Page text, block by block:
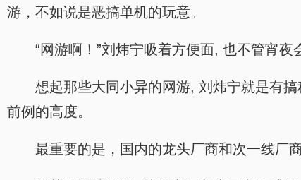
游，不如说是恶搞单机的玩意。
“网游啊！”刘炜宁吸着方便面, 也不管宵
想起那些大同小异的网游, 刘炜宁就是有
前例的高度。
最重要的是，国内的龙头厂商和次一线厂